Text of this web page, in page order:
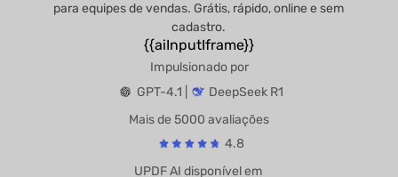
para equipes de vendas. Grátis, rápido, online e sem
cadastro.
{{aiInputIframe}}
Impulsionado por